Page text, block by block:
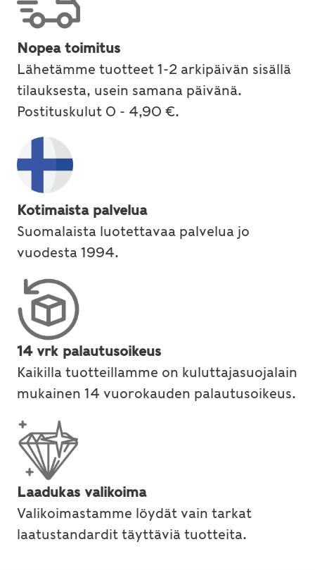
Nopea toimitus
Lähetämme tuotteet 1-2 arkipäivän sisällä
tilauksesta, usein samana päivänä.
Postituskulut 0 - 4,90 €.
Kotimaista palvelua
Suomalaista luotettavaa palvelua jo
vuodesta 1994.
14 vrk palautusoikeus
Kaikilla tuotteillamme on kuluttajasuojalain
mukainen 14 vuorokauden palautusoikeus.
Laadukas valikoima
Valikoimastamme löydät vain tarkat
laatustandardit täyttäviä tuotteita.